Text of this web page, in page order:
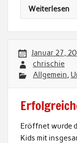
Weiterlesen
Januar 27,
chrischie
Allgemein,
Eröffnet wurde
Kids mit